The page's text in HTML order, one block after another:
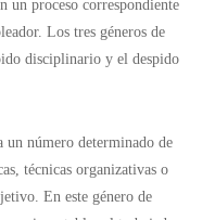
un proceso correspondiente
Los tres géneros de
disciplinario y el despido
un número determinado de
técnicas organizativas o
En este género de